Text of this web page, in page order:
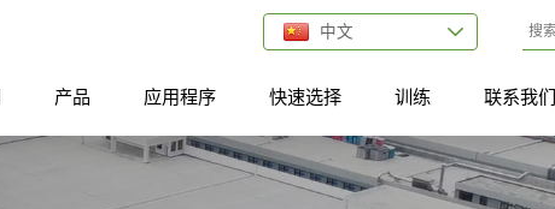
中文
产品 应用程序 快速选择 训练 联系我们